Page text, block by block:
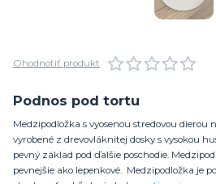
Ohodnotiť produkt
Podnos pod tortu
Medzipodložka s vyosenou stredovou
vyrobené z drevovláknitej dosky s vysokou
pevný základ pod ďalšie poschodie.
pevnejšie ako lepenkové. Medzipodložka je